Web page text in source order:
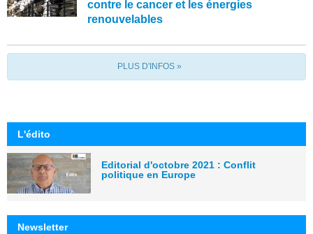
contre le cancer et les énergies
renouvelables
PLUS D'INFOS »
L'édito
Editorial d'octobre 2021 : Conflit
politique en Europe
Newsletter